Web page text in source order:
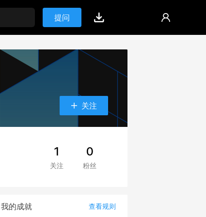
提问
关注
1
关注
0
粉丝
我的成就 查看规则